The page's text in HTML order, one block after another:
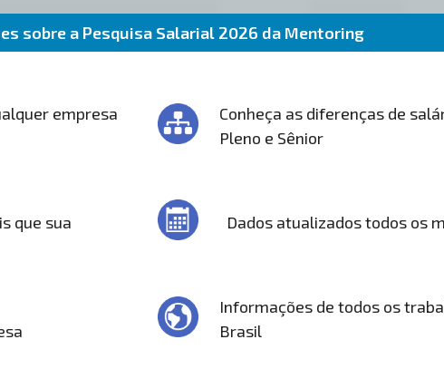
sobre a Pesquisa Salarial 2026 da Mentoring
empresa
que sua
Conheça as diferenças de
Pleno e Sênior
Dados atualizados todos os
Informações de todos os
Brasil